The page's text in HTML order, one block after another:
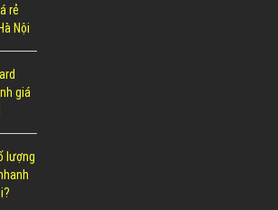
rẻ
Nội
giá
lượng